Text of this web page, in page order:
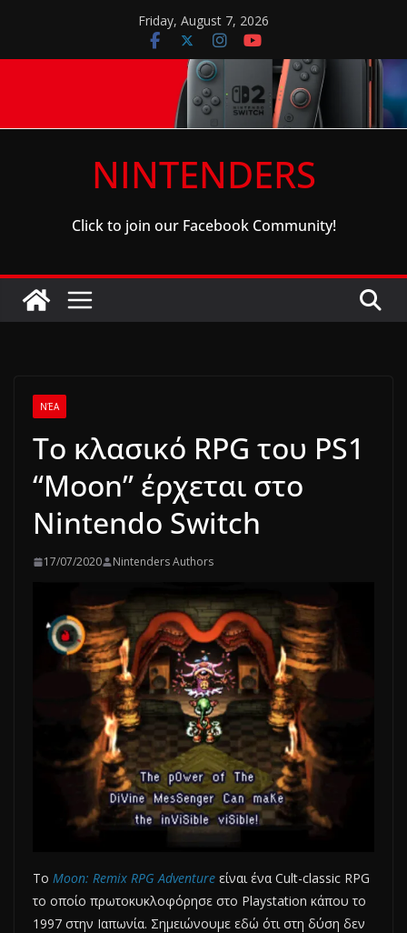
content
Friday, August 7, 2026
NINTENDERS
Click to join our Facebook Community!
ΝΈΑ
Το κλασικό RPG του PS1
“Moon” έρχεται στο
Nintendo Switch
17/07/2020 Nintenders Authors
Το Moon: Remix RPG Adventure είναι ένα Cult-classic RPG
το οποίο πρωτοκυκλοφόρησε στο Playstation κάπου το
1997 στην Ιαπωνία. Σημειώνουμε εδώ ότι στη δύση δεν